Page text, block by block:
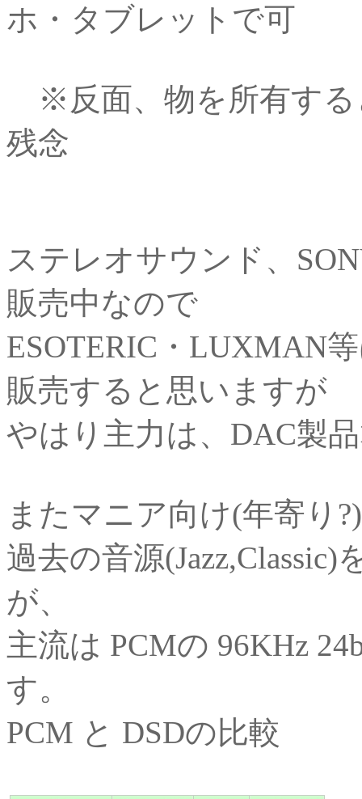
ホ・タブレットで可
※反面、物を所有する
残念
ステレオサウンド、
販売中なので
ESOTERIC・LUXMAN
販売すると思いますが
やはり主力は、DAC製
またマニア向け(年寄り
過去の音源
が、
主流は PCMの 96KHz
す。
PCM と DSDの比較